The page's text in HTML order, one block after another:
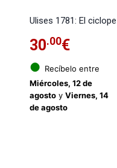
Ulises 1781: El ciclope
30.00€
● Recíbelo entre
Miércoles, 12 de
agostoy Viernes, 14
de agosto